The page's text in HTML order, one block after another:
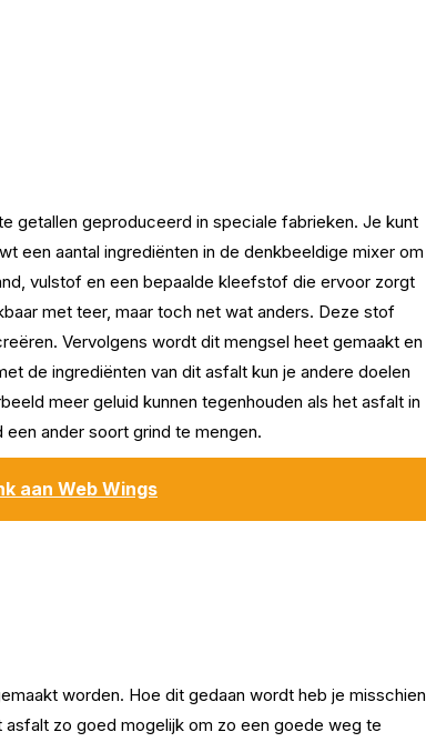
getallen geproduceerd in speciale fabrieken. Je kunt
een aantal ingrediënten in de denkbeeldige mixer om
vulstof en een bepaalde kleefstof die ervoor zorgt
met teer, maar toch net wat anders. Deze stof
Vervolgens wordt dit mengsel heet gemaakt en
de ingrediënten van dit asfalt kun je andere doelen
meer geluid kunnen tegenhouden als het asfalt in
ander soort grind te mengen.
aan Web Wings
worden. Hoe dit gedaan wordt heb je misschien
zo goed mogelijk om zo een goede weg te